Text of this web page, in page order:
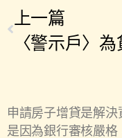
上一篇
申請房子增貸是解
是因為銀行審核嚴